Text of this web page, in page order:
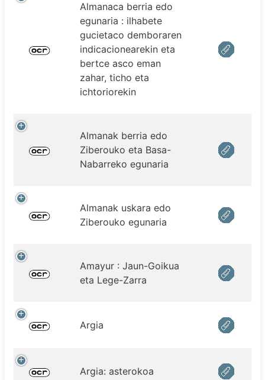
Almanaca berria edo
egunaria : ilhabete
gucietaco demboraren
indicacionearekin eta
bertce asco eman
zahar, ticho eta
ichtoriorekin
Almanak berria edo
Ziberouko eta Basa-
Nabarreko egunaria
Almanak uskara edo
Ziberouko egunaria
Amayur : Jaun-Goikua
eta Lege-Zarra
Argia
Argia: asterokoa